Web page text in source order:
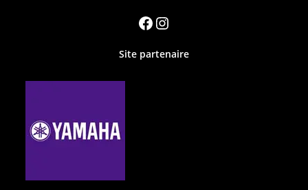
Site partenaire